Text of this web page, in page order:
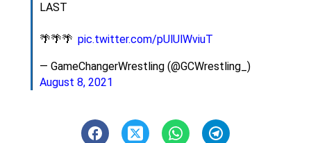
LAST
🌴🌴🌴 pic.twitter.com/pUlUlWviuT
— GameChangerWrestling (@GCWrestling_)
August 8, 2021